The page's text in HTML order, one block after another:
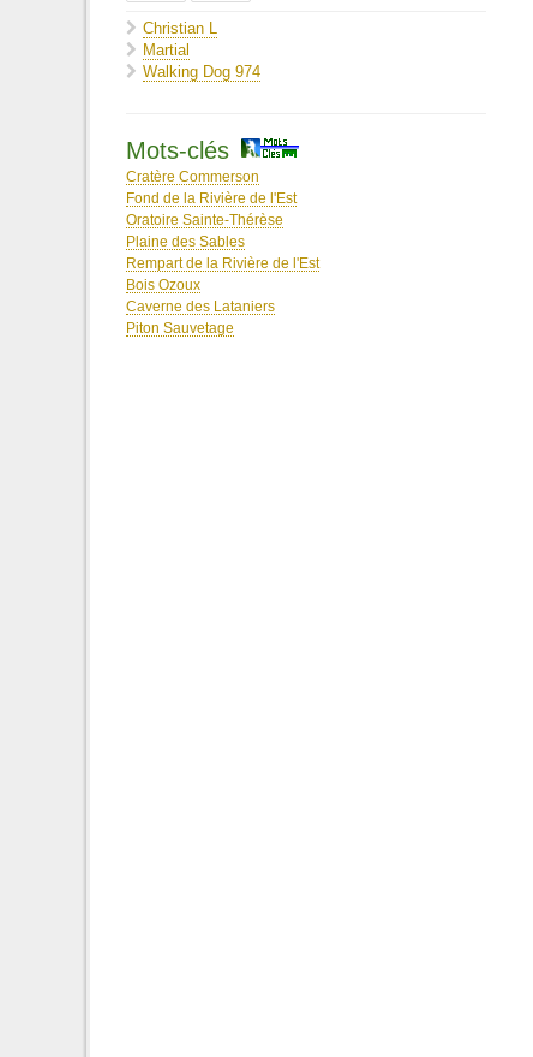
Christian L
Martial
Walking Dog 974
Mots-clés
Cratère Commerson
Fond de la Rivière de l'Est
Oratoire Sainte-Thérèse
Plaine des Sables
Rempart de la Rivière de l'Est
Bois Ozoux
Caverne des Lataniers
Piton Sauvetage